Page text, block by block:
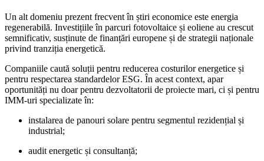
Un alt domeniu prezent frecvent în știri economice este energia
regenerabilă. Investițiile în parcuri fotovoltaice și eoliene au crescut
semnificativ, susținute de finanțări europene și de strategii naționale
privind tranziția energetică.
Companiile caută soluții pentru reducerea costurilor energetice și
pentru respectarea standardelor ESG. În acest context, apar
oportunități nu doar pentru dezvoltatorii de proiecte mari, ci și pentru
IMM-uri specializate în:
instalarea de panouri solare pentru segmentul rezidențial și
industrial;
audit energetic și consultanță;